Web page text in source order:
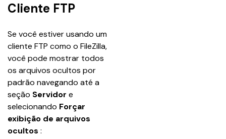
Cliente FTP
Se você estiver usando um
cliente FTP como o FileZilla,
você pode mostrar todos
os arquivos ocultos por
padrão navegando até a
seção Servidor e
selecionando Forçar
exibição de arquivos
ocultos :